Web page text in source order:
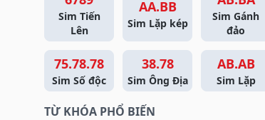
Sim Tiến
Lên
AA.BB
Sim Lặp kép
Sim Gánh
đảo
75.78.78
Sim Số độc
38.78
Sim Ông Địa
AB.AB
Sim Lặp
TỪ KHÓA PHỔ BIẾN